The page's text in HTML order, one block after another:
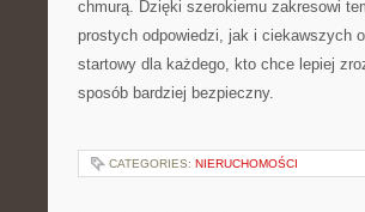
chmurą. Dzięki szerokiemu zakresowi
prostych odpowiedzi, jak i ciekawszych
startowy dla każdego, kto chce lepiej
sposób bardziej bezpieczny.
CATEGORIES: NIERUCHOMOŚCI